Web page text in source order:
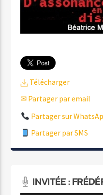
Télécharger
✉ Partager par email
Partager sur
Partager par SMS
INVITÉE :